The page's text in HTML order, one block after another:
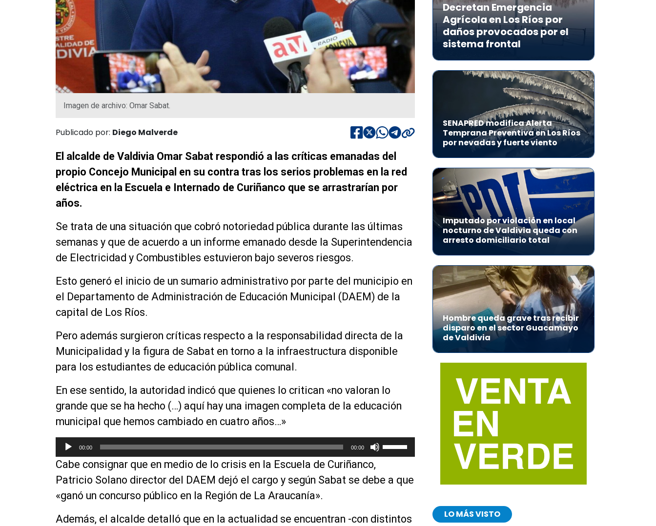
Imagen de archivo: Omar Sabat.
Publicado por: Diego Malverde
El alcalde de Valdivia Omar Sabat respondió a las críticas emanadas del
propio Concejo Municipal en su contra tras los serios problemas en la red
eléctrica en la Escuela e Internado de Curiñanco que se arrastrarían por
años.
Se trata de una situación que cobró notoriedad pública durante las últimas
semanas y que de acuerdo a un informe emanado desde la Superintendencia
de Electricidad y Combustibles estuvieron bajo severos riesgos.
Esto generó el inicio de un sumario administrativo por parte del municipio en
el Departamento de Administración de Educación Municipal (DAEM) de la
capital de Los Ríos.
Pero además surgieron críticas respecto a la responsabilidad directa de la
Municipalidad y la figura de Sabat en torno a la infraestructura disponible
para los estudiantes de educación pública comunal.
En ese sentido, la autoridad indicó que quienes lo critican «no valoran lo
grande que se ha hecho (…) aquí hay una imagen completa de la educación
municipal que hemos cambiado en cuatro años…»
e
p
r
d
u
00:00 00:00
l
Cabe consignar que en medio de lo crisis en la Escuela de Curiñanco,
Patricio Solano director del DAEM dejó el cargo y según Sabat se debe a que
«ganó un concurso público en la Región de La Araucanía».
Además, el alcalde detalló que en la actualidad se encuentran -con distintos
Decretan Emergencia
Agrícola en Los Ríos por
daños provocados por el
sistema frontal
SENAPRED modifica Alerta
Temprana Preventiva en Los Ríos
por nevadas y fuerte viento
Imputado por violación en local
nocturno de Valdivia queda con
arresto domiciliario total
Hombre queda grave tras recibir
disparo en el sector Guacamayo
de Valdivia
LO MÁS VISTO